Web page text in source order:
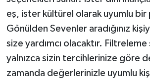
eş, ister kültürel olarak uyumlu bir
Gönülden Sevenler aradığınız
size yardımcı olacaktır.
yalnızca sizin tercihlerinize göre
zamanda değerlerinizle uyumlu